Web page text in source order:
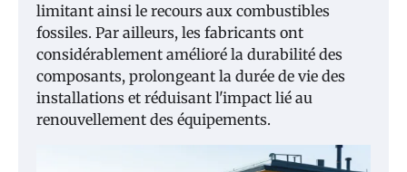
limitant ainsi le recours aux combustibles
fossiles. Par ailleurs, les fabricants ont
considérablement amélioré la durabilité des
composants, prolongeant la durée de vie des
installations et réduisant l'impact lié au
renouvellement des équipements.